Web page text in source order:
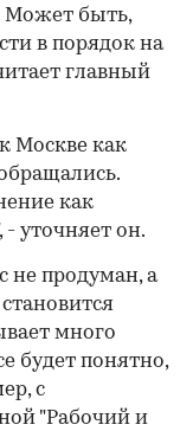
Может быть,
в порядок на
главный
Москве как
как
- уточняет он.
не продуман, а
много
будет понятно,
с
"Рабочий и